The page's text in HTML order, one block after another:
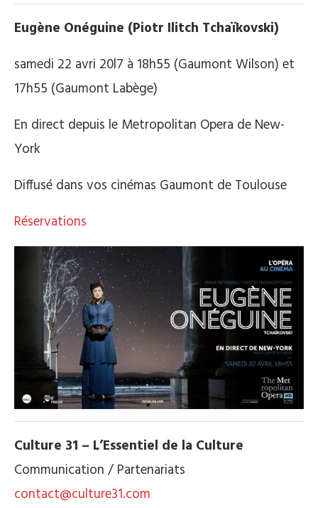
Eugène Onéguine (Piotr Ilitch Tchaïkovski)
samedi 22 avri 20l7 à 18h55 (Gaumont Wilson) et
17h55 (Gaumont Labège)
En direct depuis le Metropolitan Opera de New-
York
Diffusé dans vos cinémas Gaumont de Toulouse
Réservations
Culture 31 – L’Essentiel de la Culture
Communication / Partenariats
contact@culture31.com